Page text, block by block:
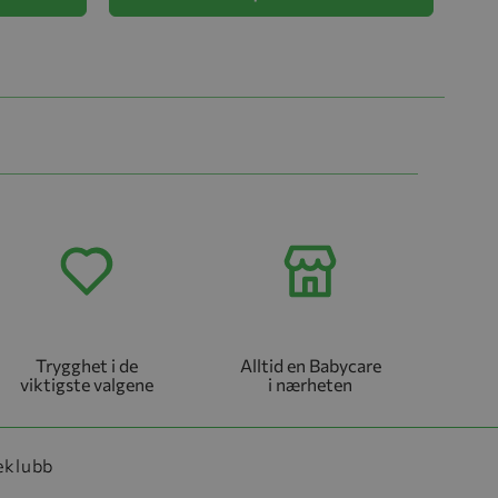
Trygghet i de
viktigste valgene
Alltid en Babycare
i nærheten